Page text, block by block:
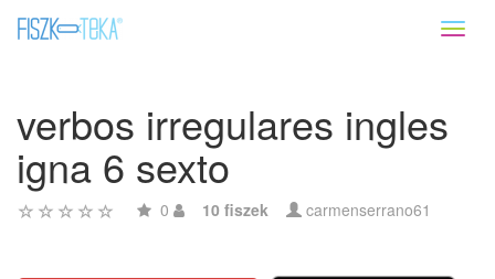
verbos irregulares ingles
igna 6 sexto
0 10 fiszek carmenserrano61